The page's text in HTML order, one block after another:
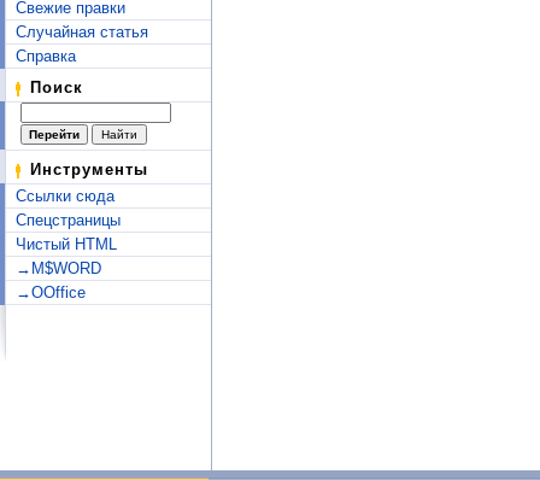
Свежие правки
Случайная статья
Справка
Поиск
Инструменты
Ссылки сюда
Спецстраницы
Чистый HTML
→M$WORD
→OOffice